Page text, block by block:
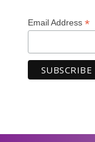
Email Address *